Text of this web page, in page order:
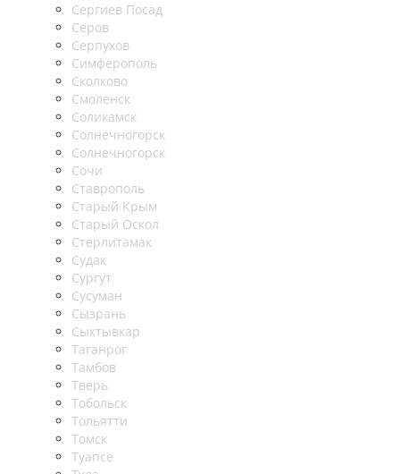
Сергиев Посад
Серов
Серпухов
Симферополь
Сколково
Смоленск
Соликамск
Солнечногорск
Солнечногорск
Сочи
Ставрополь
Старый Крым
Старый Оскол
Стерлитамак
Судак
Сургут
Сусуман
Сызрань
Сыктывкар
Таганрог
Тамбов
Тверь
Тобольск
Тольятти
Томск
Туапсе